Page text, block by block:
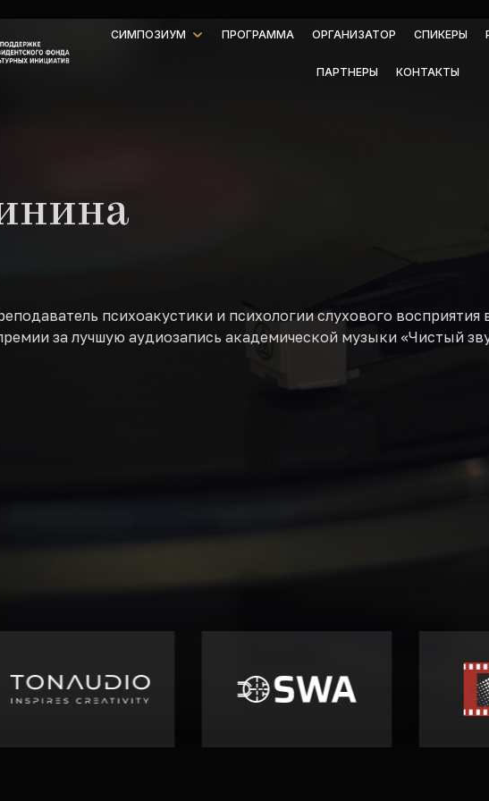
СИМПОЗИУМ ПРОГРАММА ОРГАНИЗАТОР СПИКЕРЫ
ПАРТНЕРЫ КОНТАКТЫ
психоакустики и психологии слухового
за лучшую аудиозапись академической музыки «Чистый